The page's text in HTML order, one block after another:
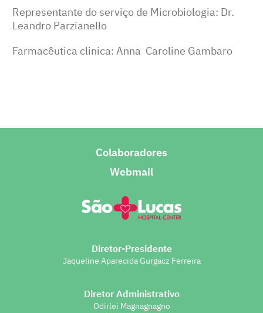
Representante do serviço de Microbiologia: Dr.
Leandro Parzianello
Farmacêutica clinica: Anna Caroline Gambaro
Colaboradores
Webmail
Diretor-Presidente
Jaqueline Aparecida Gurgacz Ferreira
Diretor Administrativo
Odirlei Magnagnagno